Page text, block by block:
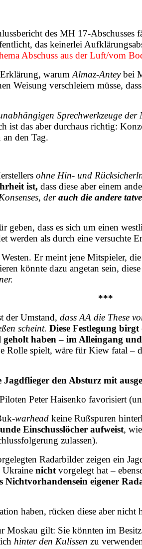
des MH 17-
das keinerlei
Abschuss aus der Luft/vom
warum Almaz-Anteybei
Weisung verschleiern müsse,
Sprechwerkzeuge der
ist das aber durchaus richtig:
den Tag.
ohne Hin- und
ist, dass diese aber einem
derauch die andere
geben, dass es sich um einen
werden als durch eine versuchte
Er meint jene Mitspieler,
könnte dazu angetan sein,
***
der Umstand, dass AA die These
scheint. Diese Festlegung
haben – im Alleingang
Rolle spielt, wäre für Kiew fatal
den Absturz mit
Peter Haisenko favorisiert
warhead keine Rußspuren
Einschusslöcher aufweist,
zulassen).
Radarbilder zeigen ein
Ukraine nicht vorgelegt hat –
eigener
haben, rücken diese aber nicht
gilt: Sie könnten im Besitz
hinter den Kulissen zu